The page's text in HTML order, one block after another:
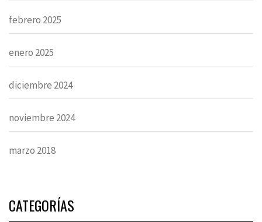
febrero 2025
enero 2025
diciembre 2024
noviembre 2024
marzo 2018
CATEGORÍAS